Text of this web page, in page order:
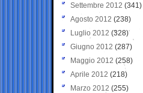
Settembre 2012 (341)
Agosto 2012 (238)
Luglio 2012 (328)
Giugno 2012 (287)
Maggio 2012 (258)
Aprile 2012 (218)
Marzo 2012 (255)